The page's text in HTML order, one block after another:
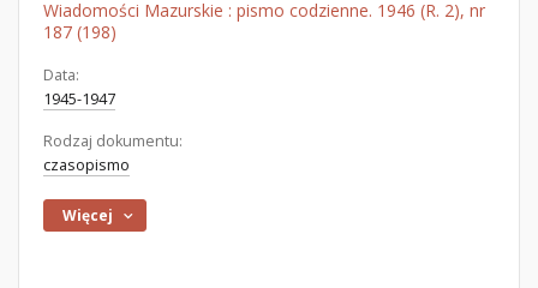
Wiadomości Mazurskie : pismo codzienne. 1946 (R. 2), nr
187 (198)
Data:
1945-1947
Rodzaj dokumentu:
czasopismo
Więcej